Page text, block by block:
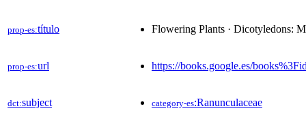
prop-es:título Flowering Plants · Dicotyledons:
prop-es:url https://books.google.es/
dct:subject category-es:Ranunculaceae